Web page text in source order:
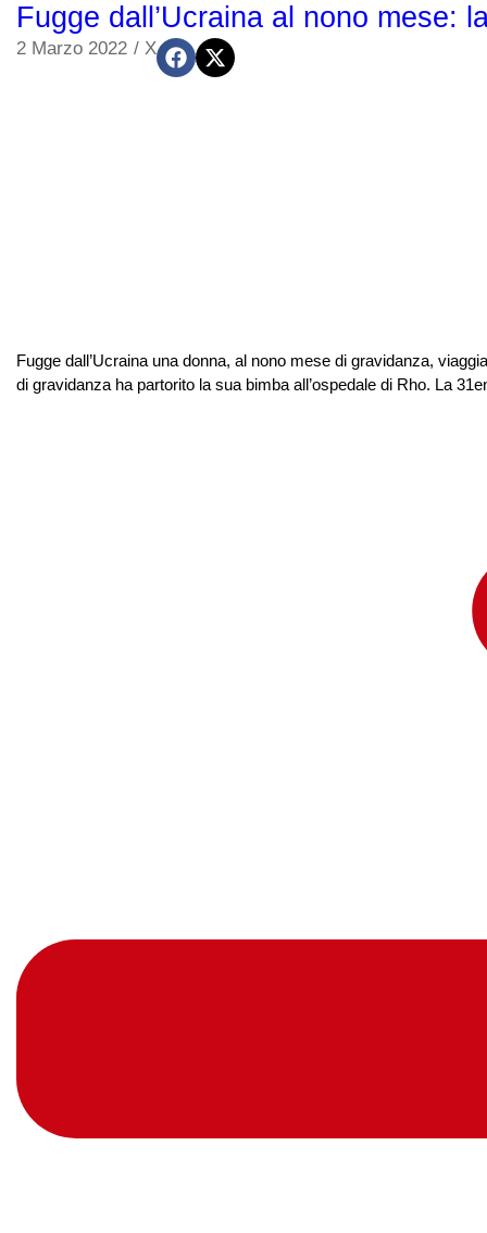
Fugge dall’Ucraina al nono mese:
2 Marzo 2022 / X
Fugge dall’Ucraina una donna, al nono mese di gravidanza,
di gravidanza ha partorito la sua bimba all’ospedale di Rho. La